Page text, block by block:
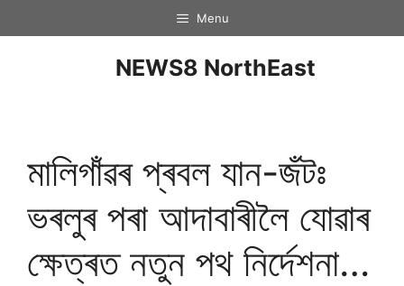
Menu
NEWS8 NorthEast
মালিগাঁৱৰ প্ৰবল যান-জঁটঃ
ভৰলুৰ পৰা আদাবাৰীলৈ যোৱাৰ
ক্ষেত্ৰত নতুন পথ নিৰ্দেশনা…